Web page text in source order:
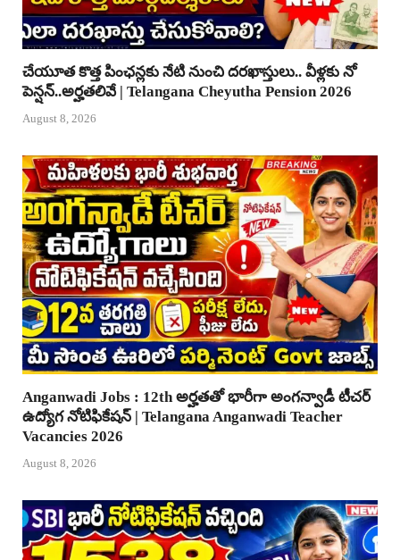
చేయూత కొత్త పింఛన్లకు నేటి నుంచి దరఖాస్తులు.. వీళ్లకు నో
పెన్షన్..అర్హతలివే | Telangana Cheyutha Pension 2026
August 8, 2026
Anganwadi Jobs : 12th అర్హతతో భారీగా అంగన్వాడీ టీచర్
ఉద్యోగ నోటిఫికేషన్ | Telangana Anganwadi Teacher
Vacancies 2026
August 8, 2026